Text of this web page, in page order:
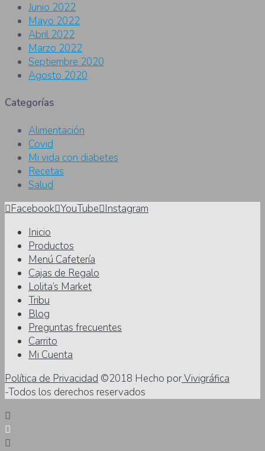
Junio 2022
Mayo 2022
Abril 2022
Marzo 2022
Septiembre 2020
Agosto 2020
Categorías
Alimentación
Covid
Mi vida con diabetes
Recetas
Salud
Facebook YouTube Instagram
Inicio
Productos
Menú Cafetería
Cajas de Regalo
Lolita’s Market
Tribu
Blog
Preguntas frecuentes
Carrito
Mi Cuenta
Política de Privacidad ©2018 Hecho porVivigráfica
-Todos los derechos reservados